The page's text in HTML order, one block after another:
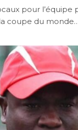
pour l’équipe
coupe du